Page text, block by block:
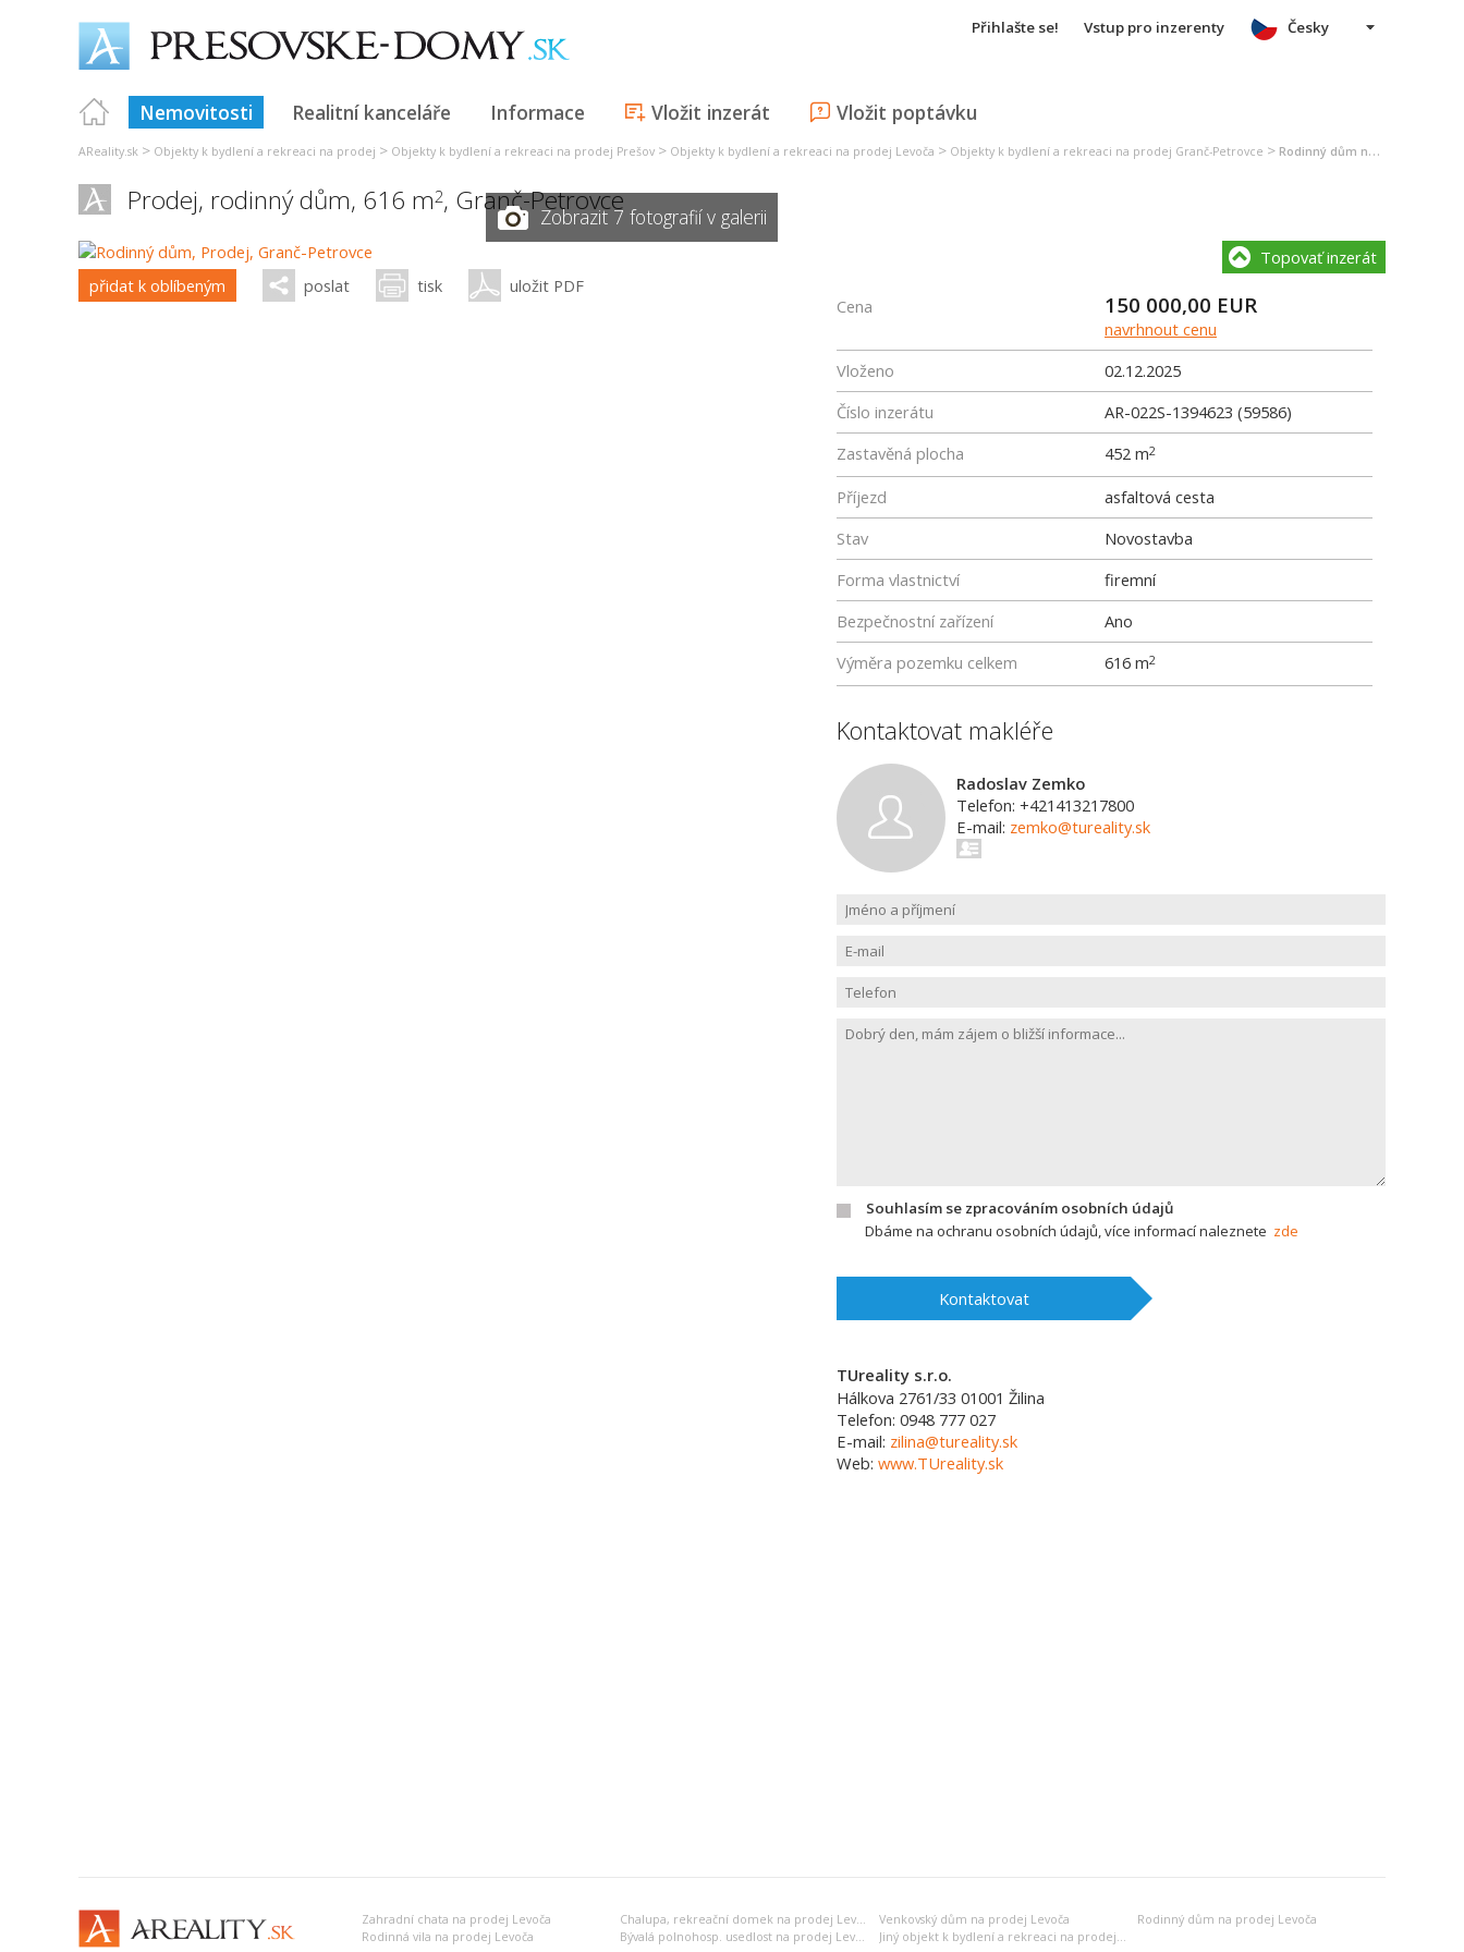
Přihlašte se! Vstup pro inzerenty
Nemovitosti Realitní kanceláře Informace Vložit inzerát Vložit poptávku
Česky
AReality.sk > Objekty k bydlení a rekreaci na prodej > Objekty k bydlení a rekreaci na prodej Prešov > Objekty k bydlení a rekreaci na prodej Levoča > Objekty k bydlení a rekreaci na prodej Granč-Petrovce > Rodinný dům na prodej Granč-Petrovce
Prodej, rodinný dům, 616 m2, Granč-PetrovceZobrazit 7 fotografií v galerii
přidat k oblíbeným poslat tisk uložit PDF
Topovať inzerát
Cena 150 000,00 EUR
navrhnout cenu
Vloženo
02.12.2025
Číslo inzerátu
AR-022S-1394623 (59586)
Zastavěná plocha
452 m2
Příjezd
asfaltová cesta
Stav
Novostavba
Forma vlastnictví
firemní
Bezpečnostní zařízení
Ano
Výměra pozemku celkem
616 m2
Kontaktovat makléře
Radoslav Zemko
Telefon: +421413217800
E-mail: zemko@tureality.sk
Souhlasím se zpracováním osobních údajů
Dbáme na ochranu osobních údajů, více informací naleznete zde
Kontaktovat
TUreality s.r.o.
Hálkova 2761/33 01001 Žilina
Telefon: 0948 777 027
E-mail: zilina@tureality.sk
Web: www.TUreality.sk
Zahradní chata na prodej Levoča Chalupa, rekreační domek na prodej Levoča Venkovský dům na prodej Levoča
Rodinný dům na prodej Levoča
Rodinná vila na prodej Levoča
Bývalá polnohosp. usedlost na prodej Levoča Jiný objekt k bydlení a rekreaci na prodej Levoča